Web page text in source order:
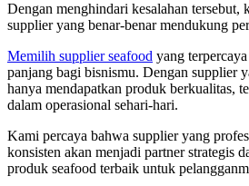
Dengan menghindari kesalahan tersebut,
supplier yang benar-benar mendukung
Memilih supplier seafood yang
panjang bagi bisnismu. Dengan supplier
hanya mendapatkan produk berkualitas,
dalam operasional sehari-hari.
Kami percaya bahwa supplier yang
konsisten akan menjadi partner strategis
produk seafood terbaik untuk